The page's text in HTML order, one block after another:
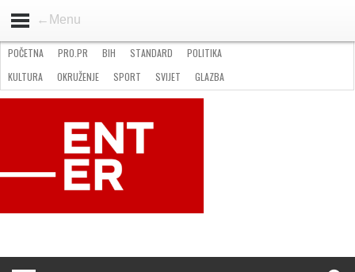
←Menu
STANDARD
GOSPODARSTVO
OKRUŽENJE
POČETNA PRO.PR BIH STANDARD
POLITIKA
KULTURA
OKRUŽENJE SPORT SVIJET
GLAZBA
NATJEČAJI
FILMING LOCATION IN BH KONTAKT